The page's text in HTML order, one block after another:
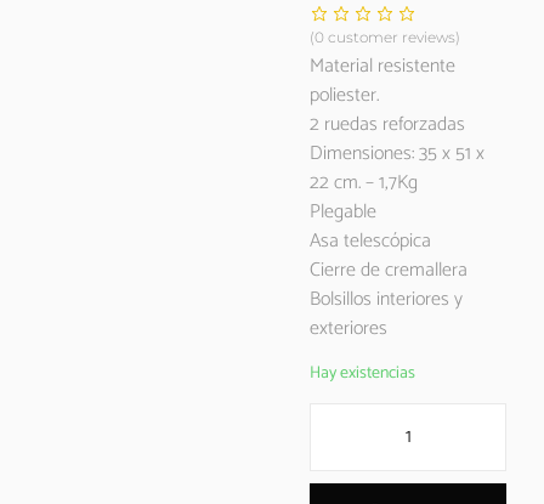
(0 customer reviews)
Material resistente
poliester.
2 ruedas reforzadas
Dimensiones: 35 x 51 x
22 cm. – 1,7Kg
Plegable
Asa telescópica
Cierre de cremallera
Bolsillos interiores y
exteriores
Hay existencias